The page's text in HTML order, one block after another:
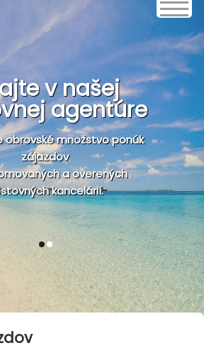
v našej
agentúre
obrovské množstvo ponúk
zájazdov
a overených
kancelárií.
1 2